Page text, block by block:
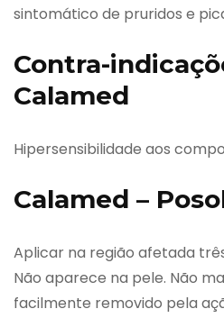
sintomático de pruridos e
Contra-
Calamed
Hipersensibilidade aos
Calamed –
Aplicar na região afetada
Não aparece na pele. Não
facilmente removido pela